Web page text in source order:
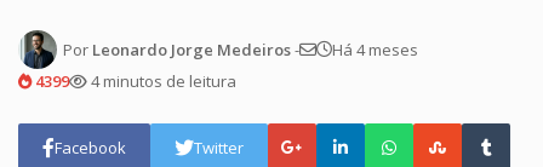
Por Leonardo Jorge Medeiros-
Há 4 meses
4399
4 minutos de leitura
Facebook Twitter